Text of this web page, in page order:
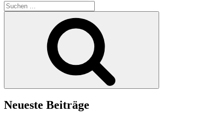
Suchen
nach:
Neueste Beiträge